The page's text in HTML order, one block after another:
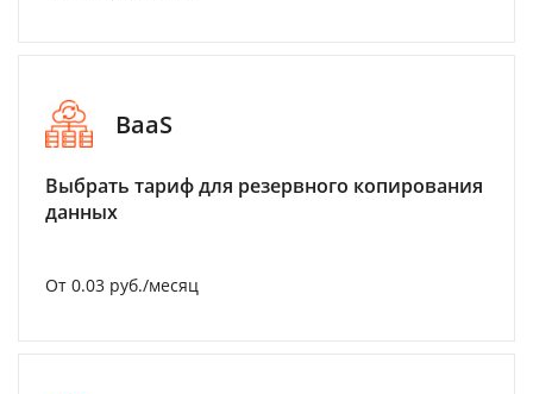
BaaS
Выбрать тариф для резервного копирования
данных
От 0.03 руб./месяц